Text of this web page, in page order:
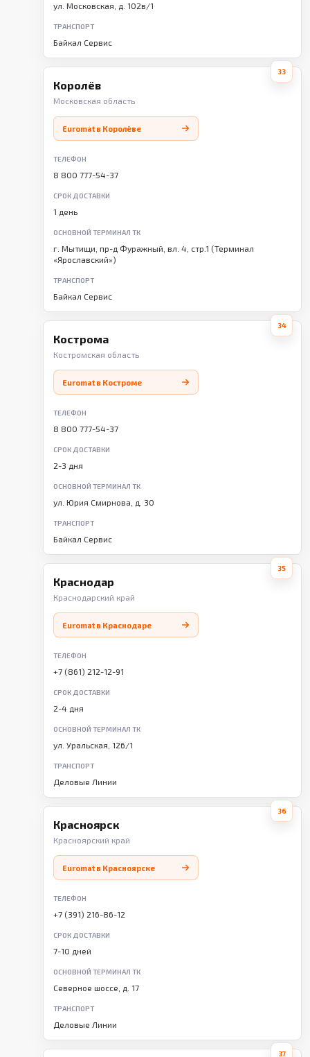
ул. Московская, д. 102в/1
ТРАНСПОРТ
Байкал Сервис
33
Королёв
Московская область
Euromat в Королёве
ТЕЛЕФОН
8 800 777-54-37
СРОК ДОСТАВКИ
1 день
ОСНОВНОЙ ТЕРМИНАЛ ТК
г. Мытищи, пр-д Фуражный, вл. 4, стр.1 (Терминал
«Ярославский»)
ТРАНСПОРТ
Байкал Сервис
34
Кострома
Костромская область
Euromat в Костроме
ТЕЛЕФОН
8 800 777-54-37
СРОК ДОСТАВКИ
2-3 дня
ОСНОВНОЙ ТЕРМИНАЛ ТК
ул. Юрия Смирнова, д. 30
ТРАНСПОРТ
Байкал Сервис
35
Краснодар
Краснодарский край
Euromat в Краснодаре
ТЕЛЕФОН
+7 (861) 212-12-91
СРОК ДОСТАВКИ
2-4 дня
ОСНОВНОЙ ТЕРМИНАЛ ТК
ул. Уральская, 126/1
ТРАНСПОРТ
Деловые Линии
36
Красноярск
Красноярский край
Euromat в Красноярске
ТЕЛЕФОН
+7 (391) 216-86-12
СРОК ДОСТАВКИ
7-10 дней
ОСНОВНОЙ ТЕРМИНАЛ ТК
Северное шоссе, д. 17
ТРАНСПОРТ
Деловые Линии
37